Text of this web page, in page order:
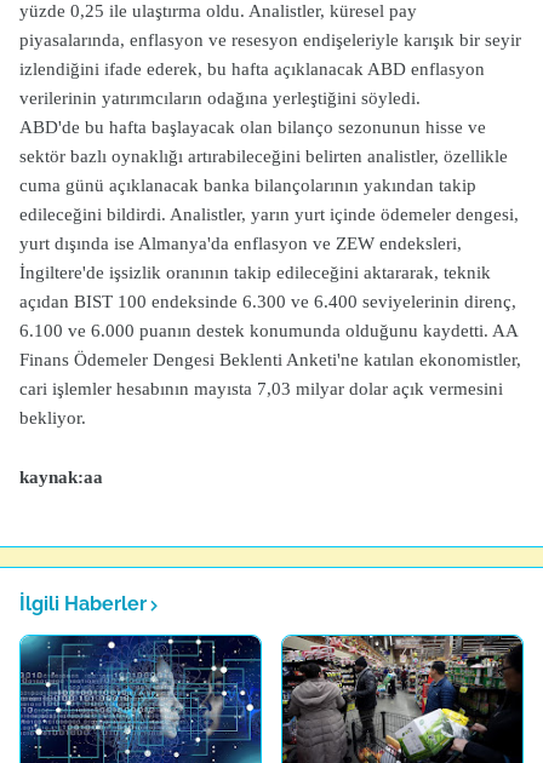
yüzde 0,25 ile ulaştırma oldu. Analistler, küresel pay
piyasalarında, enflasyon ve resesyon endişeleriyle karışık bir seyir
izlendiğini ifade ederek, bu hafta açıklanacak ABD enflasyon
verilerinin yatırımcıların odağına yerleştiğini söyledi.
ABD'de bu hafta başlayacak olan bilanço sezonunun hisse ve
sektör bazlı oynaklığı artırabileceğini belirten analistler, özellikle
cuma günü açıklanacak banka bilançolarının yakından takip
edileceğini bildirdi. Analistler, yarın yurt içinde ödemeler dengesi,
yurt dışında ise Almanya'da enflasyon ve ZEW endeksleri,
İngiltere'de işsizlik oranının takip edileceğini aktararak, teknik
açıdan BIST 100 endeksinde 6.300 ve 6.400 seviyelerinin direnç,
6.100 ve 6.000 puanın destek konumunda olduğunu kaydetti. AA
Finans Ödemeler Dengesi Beklenti Anketi'ne katılan ekonomistler,
cari işlemler hesabının mayısta 7,03 milyar dolar açık vermesini
bekliyor.
kaynak:aa
İlgili Haberler